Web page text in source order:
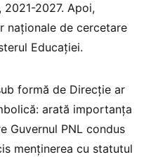
2027. Apoi,
naționale de cercetare
Educației.
formă de Direcție ar
arată importanța
Guvernul PNL condus
menținerea cu statutul